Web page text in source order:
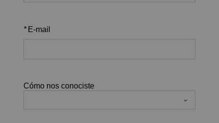
* E-mail
Cómo nos conociste